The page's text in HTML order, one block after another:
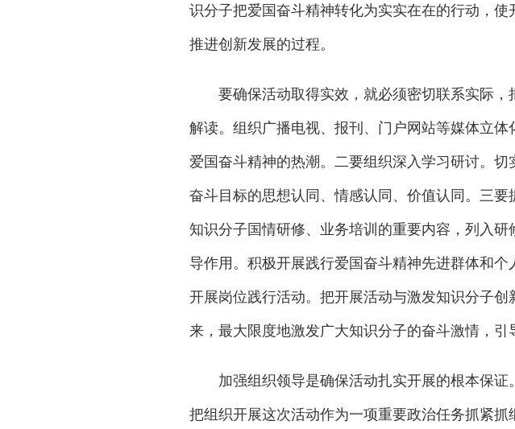
识分子把爱国奋斗精神转化为实实在在的行动，使
推进创新发展的过程。
要确保活动取得实效，就必须密切联系实际，
解读。组织广播电视、报刊、门户网站等媒体立
爱国奋斗精神的热潮。二要组织深入学习研讨。
奋斗目标的思想认同、情感认同、价值认同。三
知识分子国情研修、业务培训的重要内容，列入研
导作用。积极开展践行爱国奋斗精神先进群体和
开展岗位践行活动。把开展活动与激发知识分子
来，最大限度地激发广大知识分子的奋斗激情，引
加强组织领导是确保活动扎实开展的根本保证
把组织开展这次活动作为一项重要政治任务抓紧